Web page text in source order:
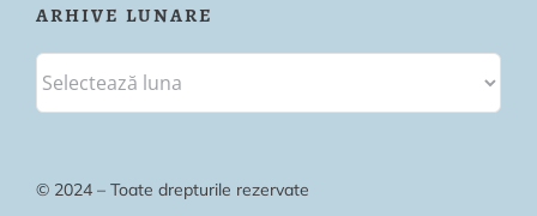
ARHIVE LUNARE
© 2024 – Toate drepturile rezervate